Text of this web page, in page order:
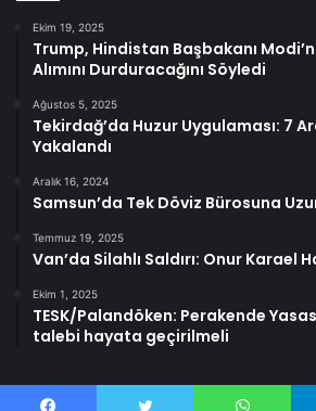
Ekim 19, 2025
Trump, Hindistan Başbakanı
Alımını Durduracağını Söyledi
Ağustos 5, 2025
Tekirdağ’da Huzur Uygulaması: 7
Yakalandı
Aralık 16, 2024
Samsun’da Tek Döviz Bürosuna
Temmuz 19, 2025
Van’da Silahlı Saldırı: Onur Karael
Ekim 1, 2025
TESK/Palandöken: Perakende
talebi hayata geçirilmeli